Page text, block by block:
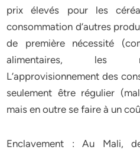
prix élevés pour les
consommation d’autres
de première nécessité
alimentaires, les
L’approvisionnement des
seulement être régulier
mais en outre se faire à un
Enclavement : Au Mali,